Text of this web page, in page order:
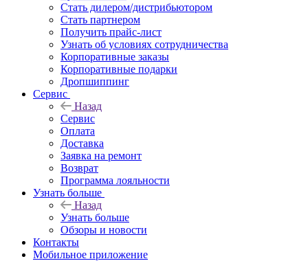
Стать дилером/дистрибьютором
Стать партнером
Получить прайс-лист
Узнать об условиях сотрудничества
Корпоративные заказы
Корпоративные подарки
Дропшиппинг
Сервис
Назад
Сервис
Оплата
Доставка
Заявка на ремонт
Возврат
Программа лояльности
Узнать больше
Назад
Узнать больше
Обзоры и новости
Контакты
Мобильное приложение